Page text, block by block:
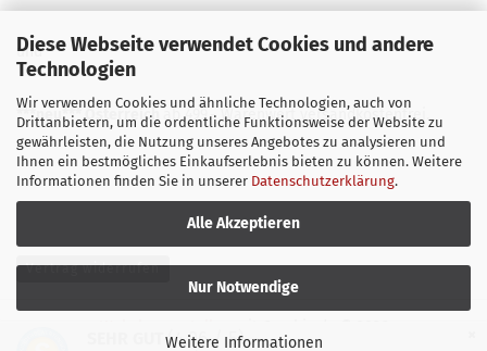
Diese Webseite verwendet Cookies und andere
Technologien
Wir verwenden Cookies und ähnliche Technologien, auch von
Drittanbietern, um die ordentliche Funktionsweise der Website zu
gewährleisten, die Nutzung unseres Angebotes zu analysieren und
Ihnen ein bestmögliches Einkaufserlebnis bieten zu können. Weitere
Informationen finden Sie in unserer Datenschutzerklärung.
Alle Akzeptieren
Nur Notwendige
Weitere Informationen
und
***neu*** Österreich ab 499,- Warenwert versandkostenfrei.
Vertrag widerrufen
(4.96 / 5)